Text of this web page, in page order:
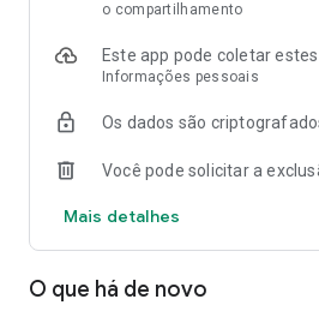
o compartilhamento
Este app pode coletar
Informações pessoais
Os dados são
Você pode solicitar a
Mais detalhes
O que há de novo